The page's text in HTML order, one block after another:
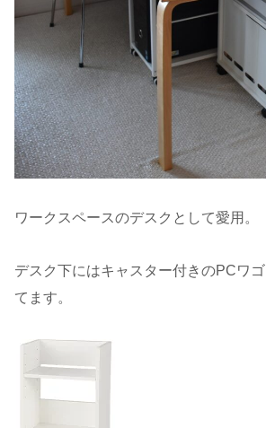
ワークスペースのデスクとして愛用。
デスク下にはキャスター付きのPCワ
てます。